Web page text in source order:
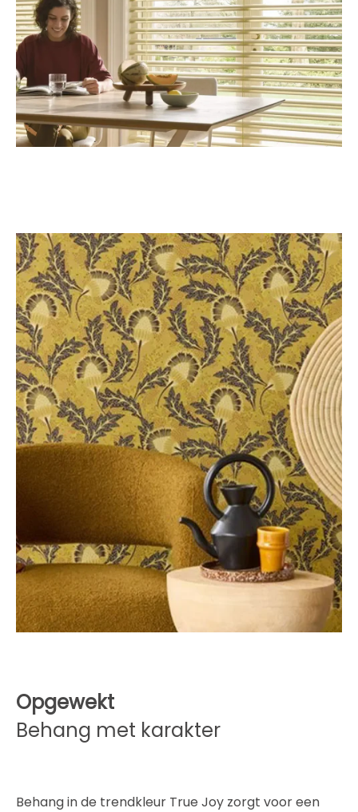
Opgewekt
Behang met karakter
Behang in de trendkleur True Joy zorgt voor een